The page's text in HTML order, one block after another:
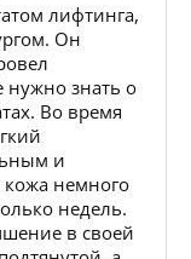
лифтинга,
Он
нужно знать о
Во время
и
немного
недель.
в своей